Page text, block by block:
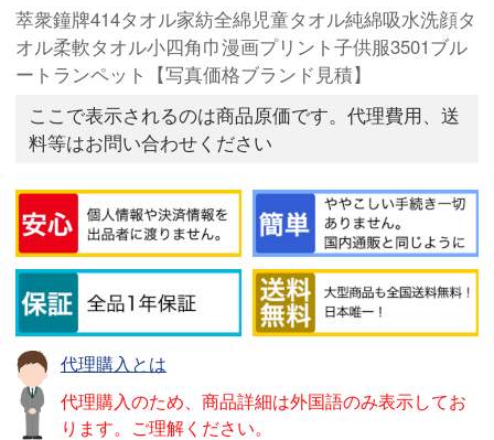
萃衆鐘牌414タオル家紡全綿児童タオル純綿吸水洗顔タ
オル柔軟タオル小四角巾漫画プリント子供服3501ブル
ートランペット【写真価格ブランド見積】
ここで表示されるのは商品原価です。代理費用、送
料等はお問い合わせください
代理購入とは
代理購入のため、商品詳細は外国語のみ表示してお
ります。ご理解ください。